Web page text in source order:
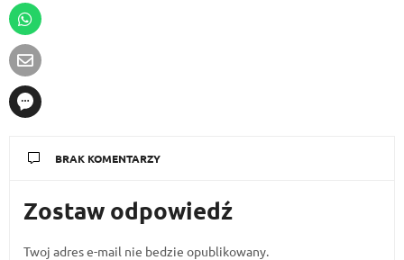
BRAK KOMENTARZY
Zostaw odpowiedź
Twoj adres e-mail nie bedzie opublikowany.